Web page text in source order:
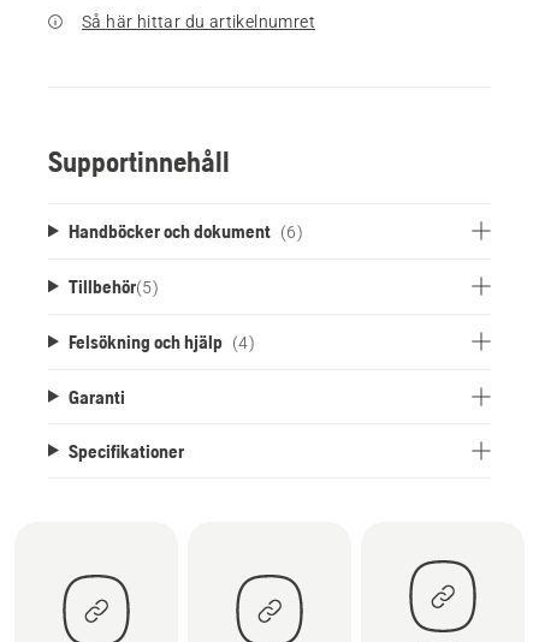
Så här hittar du artikelnumret
Supportinnehåll
Handböcker och dokument (6)
Tillbehör(5)
Felsökning och hjälp (4)
Garanti
Specifikationer